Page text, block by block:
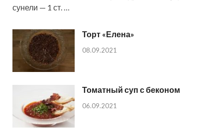
сунели — 1 ст. …
Торт «Елена»
08.09.2021
Томатный суп с беконом
06.09.2021